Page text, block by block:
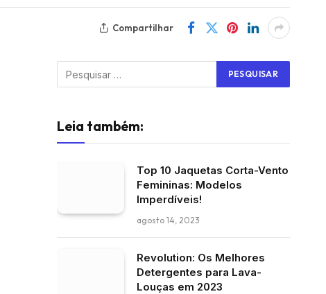
Compartilhar
Leia também:
Top 10 Jaquetas Corta-Vento
Femininas: Modelos
Imperdíveis!
agosto 14, 2023
Revolution: Os Melhores
Detergentes para Lava-
Louças em 2023